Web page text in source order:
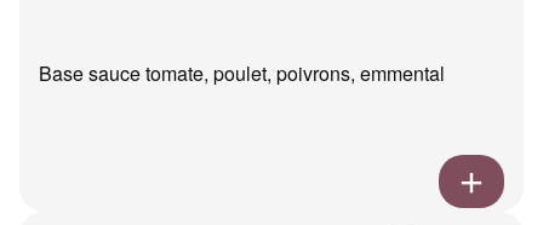
Base sauce tomate, poulet, poivrons, emmental